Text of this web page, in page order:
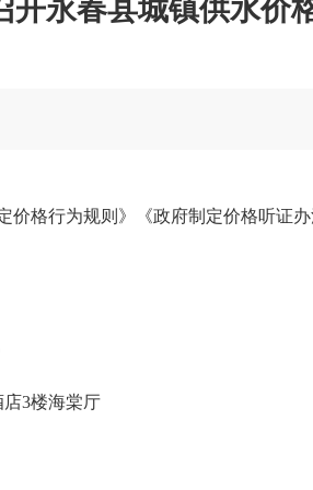
开永春县城镇供水价
格行为规则》《政府制定价格听证
3楼海棠厅